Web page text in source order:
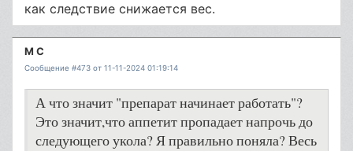
как следствие снижается вес.
М С
Сообщение #473 от 11-11-2024 01:19:14
А что значит "препарат начинает работать"?
Это значит,что аппетит пропадает напрочь до
следующего укола? Я правильно поняла? Весь